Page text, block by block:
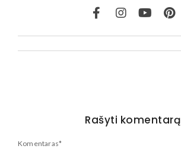
Rašyti komentarą
Komentaras*